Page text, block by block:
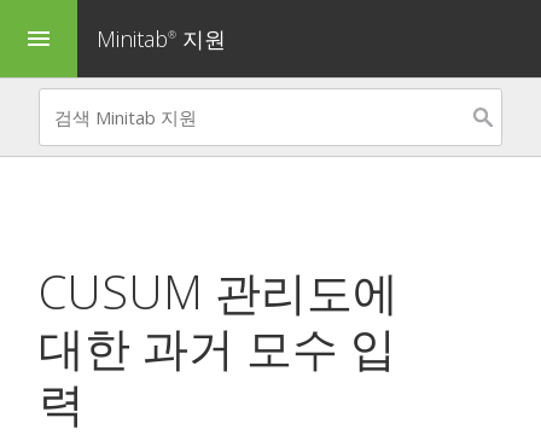
menu Minitab® 지원
CUSUM 관리도에
대한 과거 모수 입
력